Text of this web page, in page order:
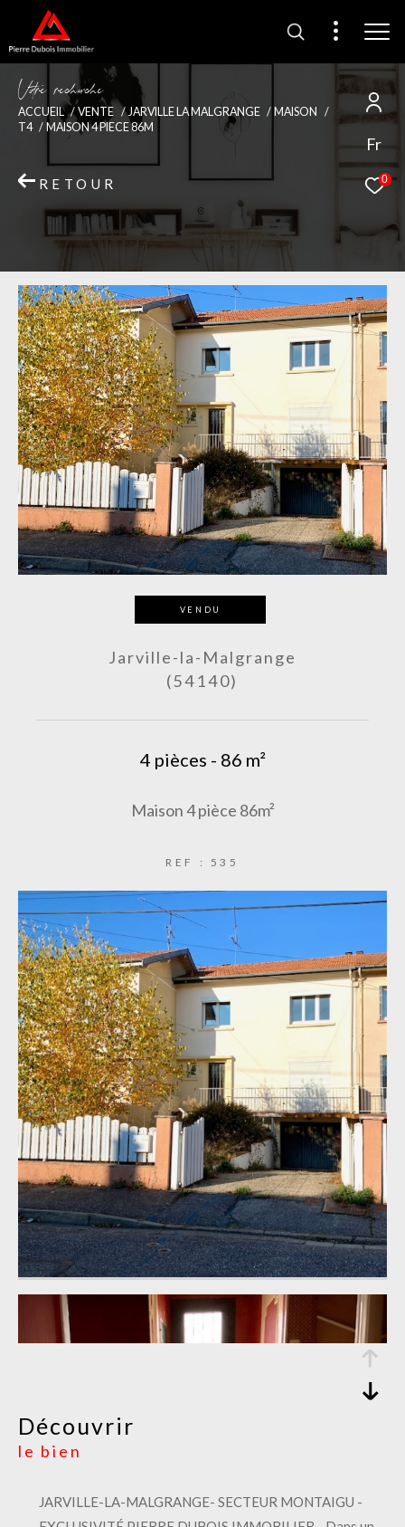
Fr
0
Vore recece
ACCUEIL VENTE JARVILLE LA MALGRANGE
MAISON
T4
MAISON 4 PIECE 86M
RETOUR
VENDU
Jarville-la-Malgrange
(54140)
4 pièces - 86 m²
Maison 4 pièce 86m²
REF : 535
découvrir
le bien
JARVILLE-LA-MALGRANGE- SECTEUR MONTAIGU -